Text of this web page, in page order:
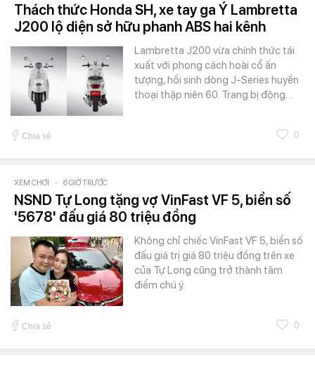
Thách thức Honda SH, xe tay ga Ý Lambretta
J200 lộ diện sở hữu phanh ABS hai kênh
Lambretta J200 vừa chính thức tái
xuất với phong cách hoài cổ ấn
tượng, hồi sinh dòng J-Series huyền
thoại thập niên 60. Trang bị động…
Chia sẻ 0
XEM CHƠI - 6 GIỜ TRƯỚC
NSND Tự Long tặng vợ VinFast VF 5, biển số
'5678' đấu giá 80 triệu đồng
Không chỉ chiếc VinFast VF 5, biển số
đấu giá trị giá 80 triệu đồng trên xe
của Tự Long cũng trở thành tâm
điểm chú ý.
Chia sẻ 0